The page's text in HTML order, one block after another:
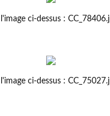
ci-dessus :
ci-dessus :